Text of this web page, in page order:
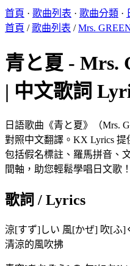
首頁 · 歌曲列表 · 歌曲分類 ·
首頁 /歌曲列表 /Mrs.
青と夏 - Mrs.
| 中文歌詞
日語歌曲《青と夏》（Mrs.
對照中文翻譯。KX Lyrics 提
包括假名標註、羅馬拼音、
間軸，助您輕鬆學唱日文歌！
歌詞 / Lyrics
涼[すず]しい 風[かぜ] 吹[ふ]
清涼的風吹拂